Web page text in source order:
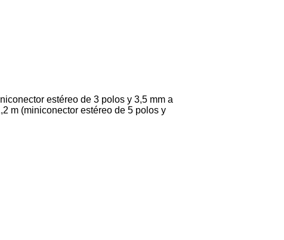
estéreo de 3 polos y 3,5 mm a
m (miniconector estéreo de 5 polos y